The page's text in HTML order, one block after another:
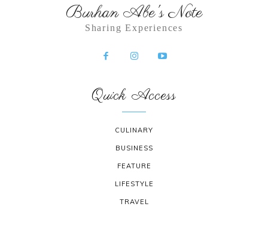
Burhan Abe's Note
Sharing Experiences
Quick Access
CULINARY
BUSINESS
FEATURE
LIFESTYLE
TRAVEL